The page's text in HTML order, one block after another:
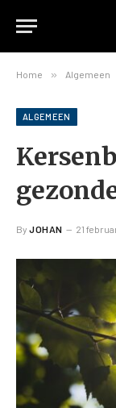
Home » Algemeen
ALGEMEEN
By JOHAN 21